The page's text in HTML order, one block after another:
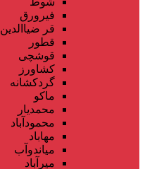
فیرورق
قر ضیاالدین
قطور
قوشچی
کشاورز
گردکشانه
ماکو
محمدیار
محمودآباد
مهاباد
میاندوآب
میرآباد